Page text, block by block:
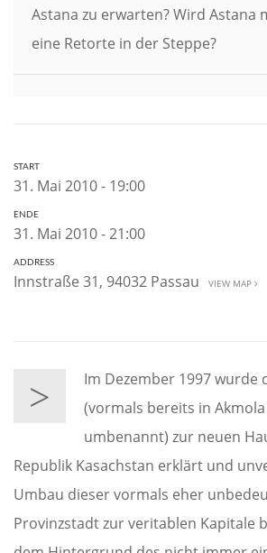
Astana zu erwarten? Wird Astana
eine Retorte in der Steppe?
START
31. Mai 2010 - 19:00
ENDE
31. Mai 2010 - 21:00
ADDRESS
Innstraße 31, 94032 Passau VIEW MAP
>
Im Dezember 1997 wurde
(vormals bereits in
umbenannt) zur neuen
Republik Kasachstan erklärt und
Umbau dieser vormals eher
Provinzstadt zur veritablen Kapitale